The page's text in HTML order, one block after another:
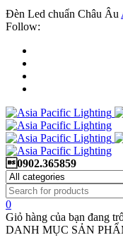
Đèn Led chuẩn Châu Âu
Follow:
0902.365859
0
Giỏ hàng của bạn đang
DANH MỤC SẢN